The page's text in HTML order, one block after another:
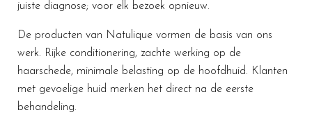
juiste diagnose; voor elk bezoek opnieuw.
De producten van Natulique vormen de basis van ons
werk. Rijke conditionering, zachte werking op de
haarschede, minimale belasting op de hoofdhuid. Klanten
met gevoelige huid merken het direct na de eerste
behandeling.